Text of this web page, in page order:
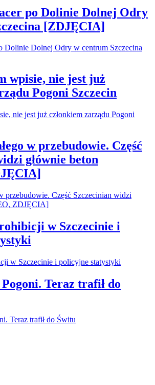
po Dolinie Dolnej Odry
[ZDJĘCIA]
wpisie, nie jest już
Pogoni Szczecin
w przebudowie. Część
głównie beton
w Szczecinie i
Teraz trafił do